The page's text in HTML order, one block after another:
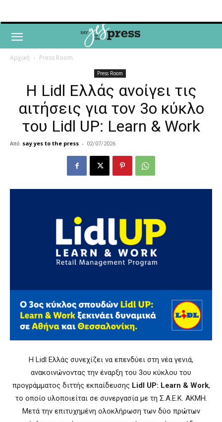
Αρχική Press Room
Press Room
Η Lidl Ελλάς ανοίγει τις
αιτήσεις για τον 3ο κύκλο
του Lidl UP: Learn & Work
Από say yes to the press - 02/07/2026
Η Lidl Ελλάς συνεχίζει να επενδύει στη νέα γενιά,
ανακοινώνοντας την έναρξη του 3ου κύκλου του
προγράμματος διττής εκπαίδευσης Lidl UP: Learn & Work,
το οποίο υλοποιείται σε συνεργασία με τη Σ.Α.Ε.Κ. ΑΚΜΗ.
Μετά την επιτυχημένη ολοκλήρωση των δύο πρώτων